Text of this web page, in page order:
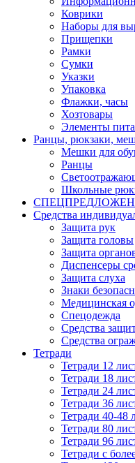
Коврики
Наборы для
Прищепки
Рамки
Сумки
Указки
Упаковка
Флажки, часы
Хозтовары
Элементы
Ранцы, рюкзаки,
Мешки для
Ранцы
Школьные
Средства
Защита рук
Защита головы
Защита
Диспенсеры
Защита слуха
Знаки
Медицинская
Спецодежда
Средства
Средства
Тетради
Тетради 12
Тетради 18
Тетради 24
Тетради 36
Тетради 40-48
Тетради 80
Тетради 96
Тетради с